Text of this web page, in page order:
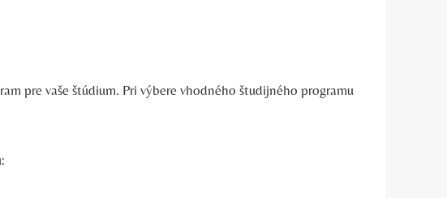
pre vaše štúdium. Pri výbere vhodného študijného programu